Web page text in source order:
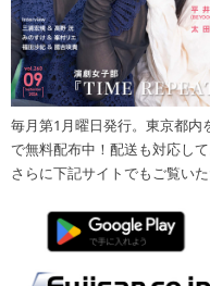
毎月第1月曜日発行。東京都内
で無料配布中！配送も対応して
さらに下記サイトでもご覧い